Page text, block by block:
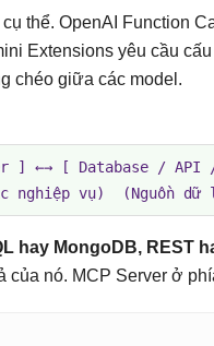
thể. OpenAI Function
Extensions yêu cầu
chéo giữa các model.
] ←→ [ Database / API
nghiệp vụ)  (Nguồn dữ
hay MongoDB, REST
của nó. MCP Server ở